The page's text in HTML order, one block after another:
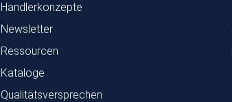
Händlerkonzepte
Newsletter
Ressourcen
Kataloge
Qualitätsversprechen